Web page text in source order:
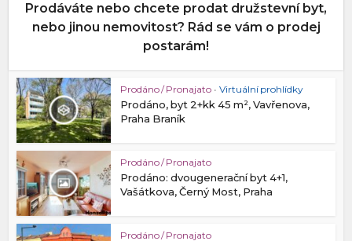
Prodáváte nebo chcete prodat družstevní byt,
nebo jinou nemovitost? Rád se vám o prodej
postarám!
Prodáno / Pronajato • Virtuální prohlídky
Prodáno, byt 2+kk 45 m², Vavřenova,
Praha Braník
Prodáno / Pronajato
Prodáno: dvougenerační byt 4+1,
Vašátkova, Černý Most, Praha
Prodáno / Pronajato